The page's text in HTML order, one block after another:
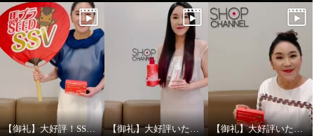
【御礼】大好評！SSV放送ありがとうございました！ 【御礼】大好評いただきありがとうございました！ 【御礼】大好評いただきありがとうございました！